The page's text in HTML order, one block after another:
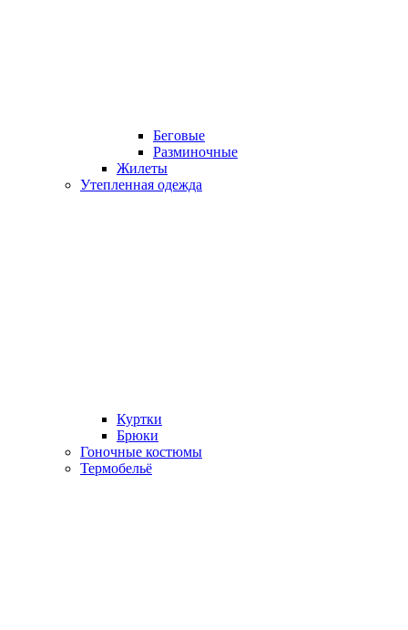
Беговые
Разминочные
Жилеты
Утепленная одежда
Куртки
Брюки
Гоночные костюмы
Термобельё